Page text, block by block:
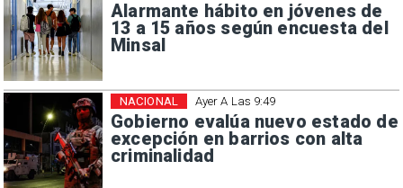
Alarmante hábito en jóvenes de
13 a 15 años según encuesta del
Minsal
Ayer A Las 9:49
Gobierno evalúa nuevo estado de
excepción en barrios con alta
criminalidad
NACIONAL